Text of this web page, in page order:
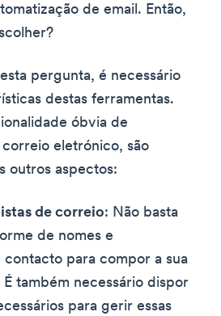
de email. Então,
pergunta, é necessário
destas ferramentas.
óbvia de
eletrónico, são
outros aspectos:
de correio: Não basta
de nomes e
contacto para compor a sua
É também necessário dispor
para gerir essas